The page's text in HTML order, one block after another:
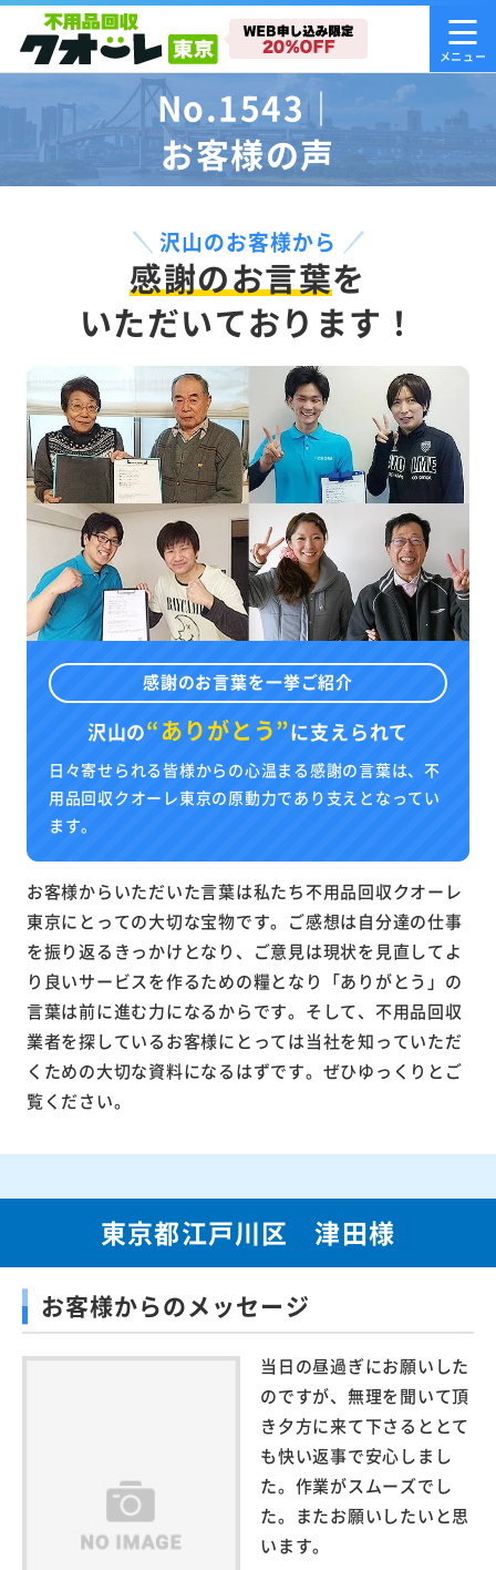
No.1543｜
お客様の声
沢山のお客様から
感謝のお言葉を
いただいております！
感謝のお言葉を一挙ご紹介
沢山の“ありがとう”に支えられて
日々寄せられる皆様からの心温まる感謝の言葉は、不
用品回収クオーレ東京の原動力であり支えとなってい
ます。
お客様からいただいた言葉は私たち不用品回収クオーレ
東京にとっての大切な宝物です。ご感想は自分達の仕事
を振り返るきっかけとなり、ご意見は現状を見直してよ
り良いサービスを作るための糧となり「ありがとう」の
言葉は前に進む力になるからです。そして、不用品回収
業者を探しているお客様にとっては当社を知っていただ
くための大切な資料になるはずです。ぜひゆっくりとご
覧ください。
東京都江戸川区 津田様
お客様からのメッセージ
当日の昼過ぎにお願いした
のですが、無理を聞いて頂
き夕方に来て下さるととて
も快い返事で安心しまし
た。作業がスムーズでし
た。またお願いしたいと思
います。